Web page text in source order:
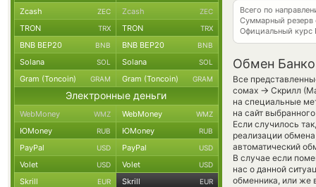
Всего по
Суммарный резерв
Официальный курс
Обмен
Все
сомах → Скрилл
на специальные
на сайт
Если случилось
реализации
автоматический
В случае если
нас о данной
обменника, или же
Zcash ZEC Zcash ZEC
TRON TRX TRON TRX
BNB BEP20 BNB BNB BEP20 BNB
Solana SOL Solana SOL
Gram (Toncoin) GRAM Gram (Toncoin) GRAM
Электронные деньги
WebMoney WMZ WebMoney WMZ
ЮMoney RUB ЮMoney RUB
PayPal USD PayPal USD
Volet USD Volet USD
Skrill EUR Skrill EUR